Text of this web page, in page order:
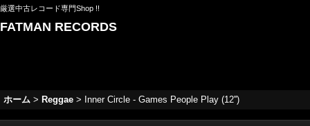
厳選中古レコード専門Shop !!
FATMAN RECORDS
ホーム > Reggae > Inner Circle - Games People Play (12'')